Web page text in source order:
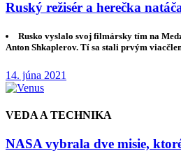
Ruský režisér a herečka
Rusko vyslalo svoj filmársky tím na
Anton Shkaplerov. Tí sa stali prvým
14. júna 2021
VEDA A TECHNIKA
NASA vybrala dve misie,